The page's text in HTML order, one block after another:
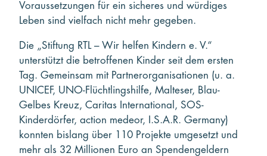
Voraussetzungen für ein sicheres und würdiges
Leben sind vielfach nicht mehr gegeben.
Die „Stiftung RTL – Wir helfen Kindern e. V.“
unterstützt die betroffenen Kinder seit dem ersten
Tag. Gemeinsam mit Partnerorganisationen (u. a.
UNICEF, UNO-Flüchtlingshilfe, Malteser, Blau-
Gelbes Kreuz, Caritas International, SOS-
Kinderdörfer, action medeor, I.S.A.R. Germany)
konnten bislang über 110 Projekte umgesetzt und
mehr als 32 Millionen Euro an Spendengeldern